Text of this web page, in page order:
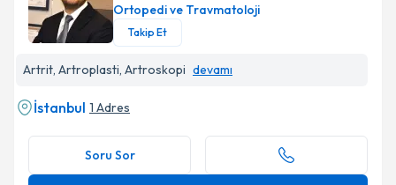
Ortopedi ve Travmatoloji
Takip Et
Artrit, Artroplasti, Artroskopi devamı
İstanbul 1 Adres
Soru Sor